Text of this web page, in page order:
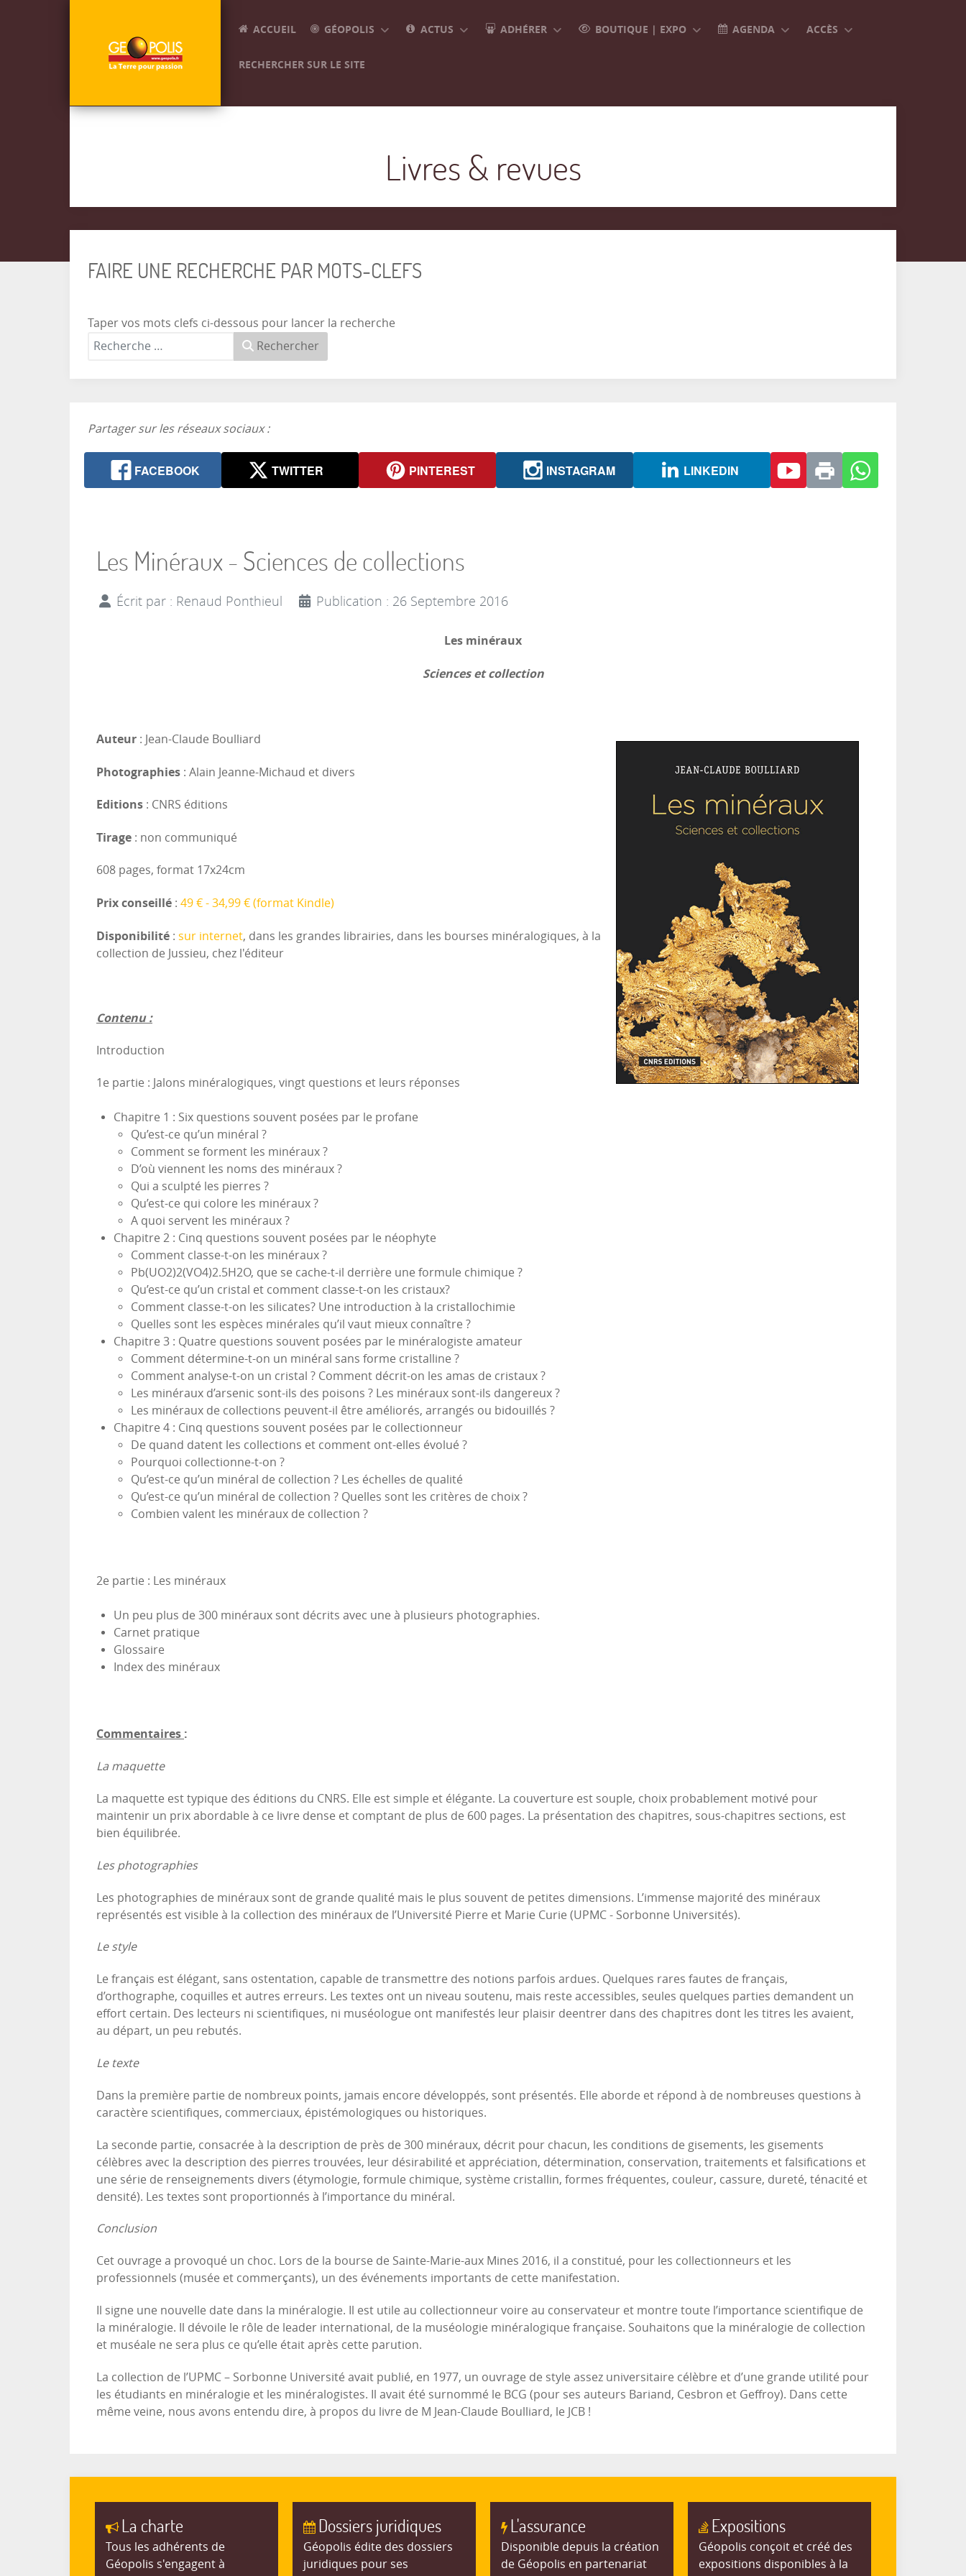
ACCUEIL GÉOPOLIS ACTUS ADHÉRER BOUTIQUE | EXPO AGENDA ACCÈS
RECHERCHER SUR LE SITE
Livres & revues
FAIRE UNE RECHERCHE PAR MOTS-CLEFS
Taper vos mots clefs ci-dessous pour lancer la recherche
Rechercher
Partager sur les réseaux sociaux :
FACEBOOK TWITTER PINTEREST INSTAGRAM LINKEDIN
Les Minéraux - Sciences de collections
Écrit par : Renaud Ponthieul Publication : 26 Septembre 2016
Les minéraux
Sciences et collection
Auteur : Jean-Claude Boulliard
Photographies : Alain Jeanne-Michaud et divers
Editions : CNRS éditions
Tirage : non communiqué
608 pages, format 17x24cm
Prix conseillé : 49 € - 34,99 € (format Kindle)
Disponibilité : sur internet, dans les grandes librairies, dans les bourses minéralogiques, à la
collection de Jussieu, chez l'éditeur
Contenu :
Introduction
1e partie : Jalons minéralogiques, vingt questions et leurs réponses
Chapitre 1 : Six questions souvent posées par le profane
Qu’est-ce qu’un minéral ?
Comment se forment les minéraux ?
D’où viennent les noms des minéraux ?
Qui a sculpté les pierres ?
Qu’est-ce qui colore les minéraux ?
A quoi servent les minéraux ?
Chapitre 2 : Cinq questions souvent posées par le néophyte
Comment classe-t-on les minéraux ?
Pb(UO2)2(VO4)2.5H2O, que se cache-t-il derrière une formule chimique ?
Qu’est-ce qu’un cristal et comment classe-t-on les cristaux?
Comment classe-t-on les silicates? Une introduction à la cristallochimie
Quelles sont les espèces minérales qu’il vaut mieux connaître ?
Chapitre 3 : Quatre questions souvent posées par le minéralogiste amateur
Comment détermine-t-on un minéral sans forme cristalline ?
Comment analyse-t-on un cristal ? Comment décrit-on les amas de cristaux ?
Les minéraux d’arsenic sont-ils des poisons ? Les minéraux sont-ils dangereux ?
Les minéraux de collections peuvent-il être améliorés, arrangés ou bidouillés ?
Chapitre 4 : Cinq questions souvent posées par le collectionneur
De quand datent les collections et comment ont-elles évolué ?
Pourquoi collectionne-t-on ?
Qu’est-ce qu’un minéral de collection ? Les échelles de qualité
Qu’est-ce qu’un minéral de collection ? Quelles sont les critères de choix ?
Combien valent les minéraux de collection ?
2e partie : Les minéraux
Un peu plus de 300 minéraux sont décrits avec une à plusieurs photographies.
Carnet pratique
Glossaire
Index des minéraux
Commentaires :
La maquette
La maquette est typique des éditions du CNRS. Elle est simple et élégante. La couverture est souple, choix probablement motivé pour
maintenir un prix abordable à ce livre dense et comptant de plus de 600 pages. La présentation des chapitres, sous-chapitres sections, est
bien équilibrée.
Les photographies
Les photographies de minéraux sont de grande qualité mais le plus souvent de petites dimensions. L’immense majorité des minéraux
représentés est visible à la collection des minéraux de l’Université Pierre et Marie Curie (UPMC - Sorbonne Universités).
Le style
Le français est élégant, sans ostentation, capable de transmettre des notions parfois ardues. Quelques rares fautes de français,
d’orthographe, coquilles et autres erreurs. Les textes ont un niveau soutenu, mais reste accessibles, seules quelques parties demandent un
effort certain. Des lecteurs ni scientifiques, ni muséologue ont manifestés leur plaisir deentrer dans des chapitres dont les titres les avaient,
au départ, un peu rebutés.
Le texte
Dans la première partie de nombreux points, jamais encore développés, sont présentés. Elle aborde et répond à de nombreuses questions à
caractère scientifiques, commerciaux, épistémologiques ou historiques.
La seconde partie, consacrée à la description de près de 300 minéraux, décrit pour chacun, les conditions de gisements, les gisements
célèbres avec la description des pierres trouvées, leur désirabilité et appréciation, détermination, conservation, traitements et falsifications et
une série de renseignements divers (étymologie, formule chimique, système cristallin, formes fréquentes, couleur, cassure, dureté, ténacité et
densité). Les textes sont proportionnés à l’importance du minéral.
Conclusion
Cet ouvrage a provoqué un choc. Lors de la bourse de Sainte-Marie-aux Mines 2016, il a constitué, pour les collectionneurs et les
professionnels (musée et commerçants), un des événements importants de cette manifestation.
Il signe une nouvelle date dans la minéralogie. Il est utile au collectionneur voire au conservateur et montre toute l’importance scientifique de
la minéralogie. Il dévoile le rôle de leader international, de la muséologie minéralogique française. Souhaitons que la minéralogie de collection
et muséale ne sera plus ce qu’elle était après cette parution.
La collection de l’UPMC – Sorbonne Université avait publié, en 1977, un ouvrage de style assez universitaire célèbre et d’une grande utilité pour
les étudiants en minéralogie et les minéralogistes. Il avait été surnommé le BCG (pour ses auteurs Bariand, Cesbron et Geffroy). Dans cette
même veine, nous avons entendu dire, à propos du livre de M Jean-Claude Boulliard, le JCB !
La charte
Tous les adhérents de
Géopolis s'engagent à
Dossiers juridiques
Géopolis édite des dossiers
juridiques pour ses
L'assurance
Disponible depuis la création
de Géopolis en partenariat
Expositions
Géopolis conçoit et créé des
expositions disponibles à la